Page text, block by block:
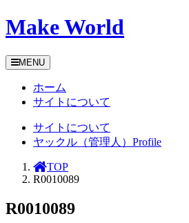
Make World
MENU
ホーム
サイトについて
サイトについて
ヤックル（管理人）Profile
TOP
R0010089
R0010089